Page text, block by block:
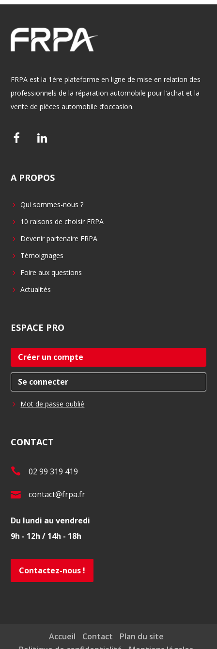
FRPA est la 1ère plateforme en ligne de mise en relation des
professionnels de la réparation automobile pour l’achat et la
vente de pièces automobile d’occasion.
F
e
o
o
L
k
d
i
A PROPOS
Qui sommes-nous ?
10 raisons de choisir FRPA
Devenir partenaire FRPA
Témoignages
Foire aux questions
Actualités
ESPACE PRO
Créer un compte
Se connecter
Mot de passe oublié
CONTACT
T
l
.
:
02 99 319 419
E
m
a
:
contact@frpa.fr
Du lundi au vendredi
9h - 12h / 14h - 18h
Contactez-nous !
Accueil Contact
Plan du site